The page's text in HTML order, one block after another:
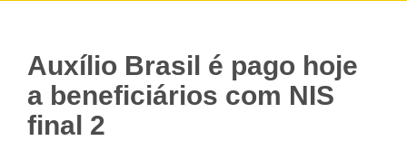
Auxílio Brasil é pago hoje
a beneficiários com NIS
final 2